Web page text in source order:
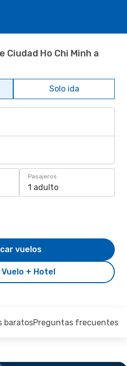
Ho Chi Minh a
Solo ida
Pasajeros
1 adulto
+ Hotel
vuelos
baratosPreguntas frecuentes